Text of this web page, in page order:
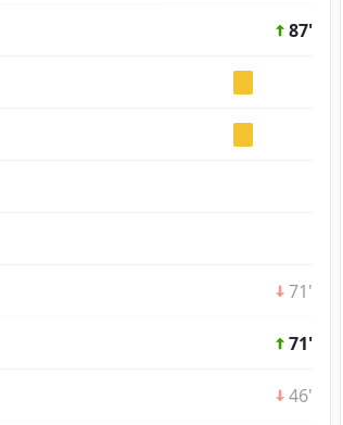
87'
71'
71'
46'